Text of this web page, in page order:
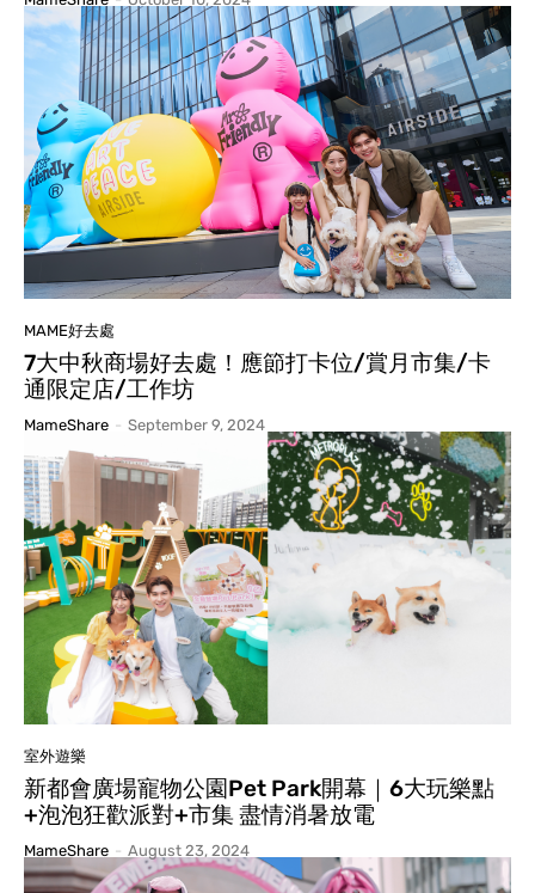
MAME好去處
7大中秋商場好去處！應節打卡位/賞月市集/卡
通限定店/工作坊
MameShare - September 9, 2024
室外遊樂
新都會廣場寵物公園Pet Park開幕｜6大玩樂點
+泡泡狂歡派對+市集 盡情消暑放電
MameShare - August 23, 2024